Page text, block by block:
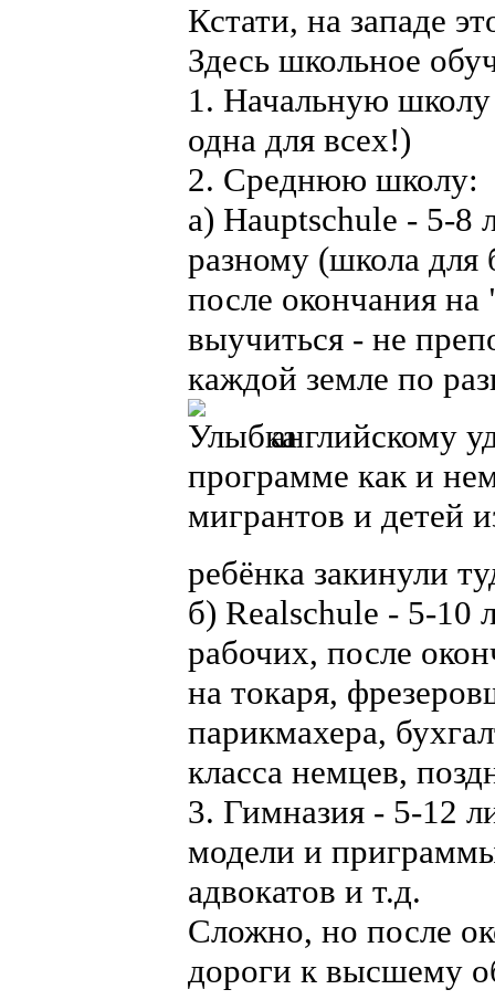
Кстати, на западе
Здесь школьное
1. Начальную
одна для всех!)
2. Среднюю школу:
а) Hauptschule - 5-8
разному (школа для
после окончания
выучиться - не
каждой земле по
английскому
программе как и
мигрантов и детей
ребёнка закинули
б) Realschule - 5-10
рабочих, после
на токаря,
парикмахера,
класса немцев,
3. Гимназия - 5-12
модели и
адвокатов и т.д.
Сложно, но после
дороги к высшему